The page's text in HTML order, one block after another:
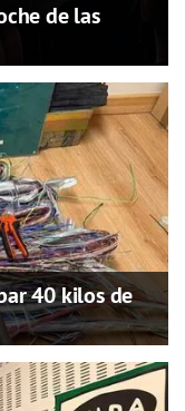
de las
40 kilos de